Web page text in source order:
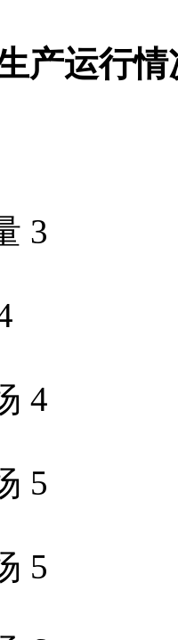
产运行情
3
4
5
5